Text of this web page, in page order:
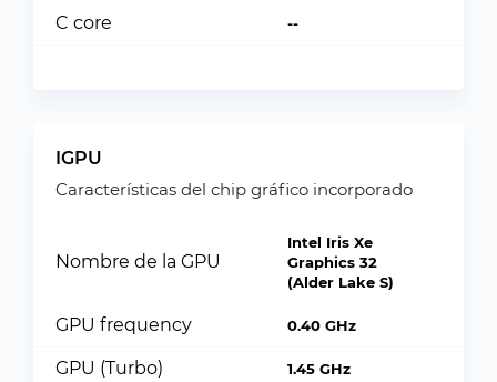
C core --
IGPU
Características del chip gráfico incorporado
Nombre de la GPU
Intel Iris Xe
Graphics 32
(Alder Lake S)
GPU frequency 0.40 GHz
GPU (Turbo) 1.45 GHz